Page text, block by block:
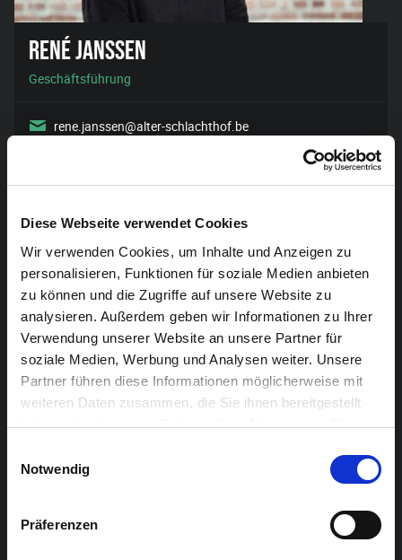
Diese Webseite verwendet Cookies
Wir verwenden Cookies, um Inhalte und Anzeigen zu
personalisieren, Funktionen für soziale Medien anbieten
zu können und die Zugriffe auf unsere Website zu
analysieren. Außerdem geben wir Informationen zu Ihrer
Verwendung unserer Website an unsere Partner für
soziale Medien, Werbung und Analysen weiter. Unsere
Partner führen diese Informationen möglicherweise mit
weiteren Daten zusammen, die Sie ihnen bereitgestellt
haben oder die sie im Rahmen Ihrer Nutzung der Dienste
Notwendig
Präferenzen
RENÉ JANSSEN
Geschäftsführung
rene.janssen@alter-schlachthof.be
PRAKTIKUM
Du möchtest die Arbeit eines Kulturveranstalters
kennen lernen? Wir sind ein offenes und
freundliches Team von Kulturliebhabern und wir
suchen regelmäßig Praktikantinnen und
Praktikanten mit PC-Kenntnissen und
kommunikativen Fähigkeiten.